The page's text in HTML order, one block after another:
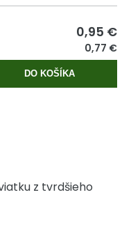
0,95 €
0,77 €
DO KOŠÍKA
z tvrdšieho